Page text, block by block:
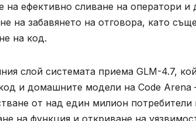
на ефективно сливане на оператори
на забавянето на отговора, като
на код.
слой системата приема GLM-4.7,
и домашните модели на Code
от над един милион